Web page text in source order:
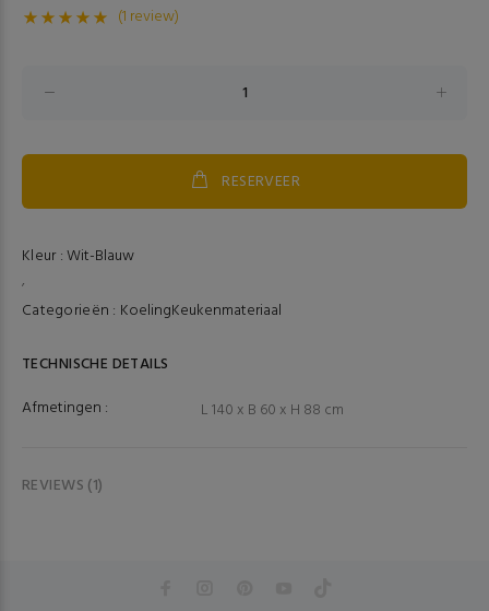
(1 review)
RESERVEER
Kleur :Wit-Blauw
,
Categorieën : KoelingKeukenmateriaal
TECHNISCHE DETAILS
Afmetingen :
L 140 x B 60 x H 88 cm
REVIEWS (1)